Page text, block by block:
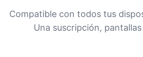
Compatible con todos tus
Una suscripción,